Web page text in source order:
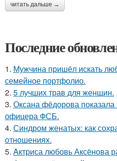
читать дальше →
Последние
1. Мужчина пришёл искать
семейное портфолио.
2. 5 лучших трав для женщин.
3. Оксана фёдорова
офицера ФСБ.
4. Синдром женатых: как
отношениях.
5. Aктриса любовь Аксёнова